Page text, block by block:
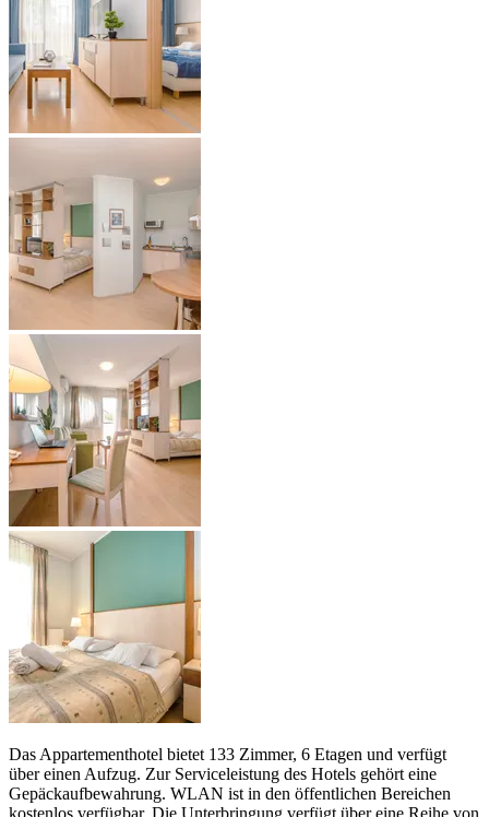
Das Appartementhotel bietet 133 Zimmer, 6 Etagen und verfügt
über einen Aufzug. Zur Serviceleistung des Hotels gehört eine
Gepäckaufbewahrung. WLAN ist in den öffentlichen Bereichen
kostenlos verfügbar. Die Unterbringung verfügt über eine Reihe von